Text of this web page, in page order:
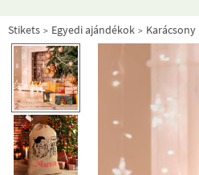
Stikets Egyedi ajándékok Karácsony